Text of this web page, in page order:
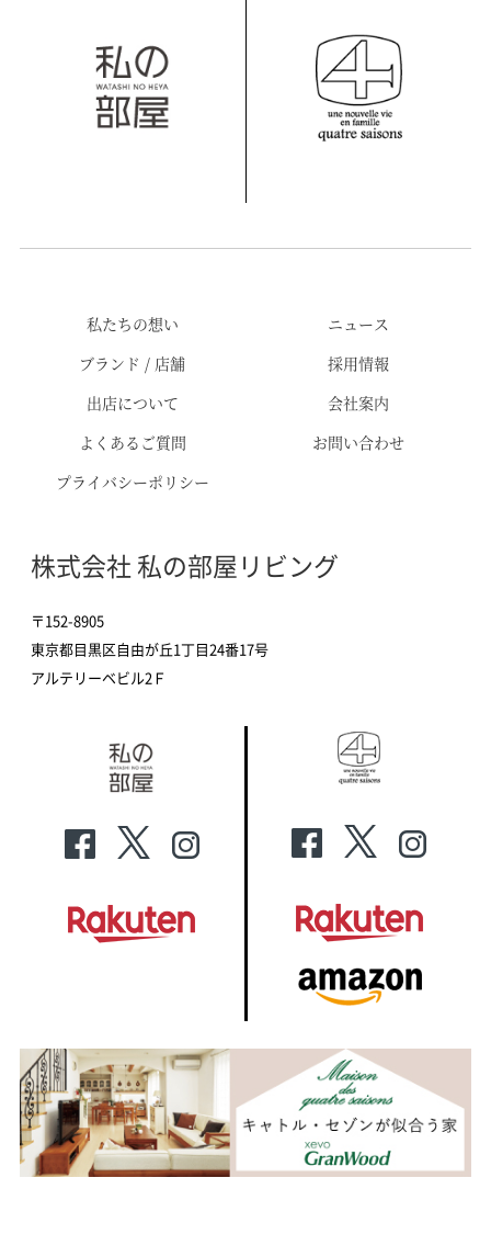
私たちの想い
ニュース
ブランド / 店舗
採用情報
出店について
会社案内
よくあるご質問
お問い合わせ
プライバシーポリシー
株式会社 私の部屋リビング
〒152-8905
東京都目黒区自由が丘1丁目24番17号
アルテリーベビル2Ｆ